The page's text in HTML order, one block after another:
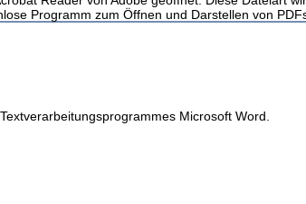
Programm zum Öffnen und Darstellen von
Microsoft Word.